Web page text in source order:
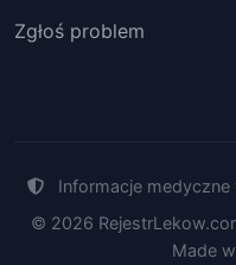
Zgłoś problem
Informacje medyczne
© 2026
Made